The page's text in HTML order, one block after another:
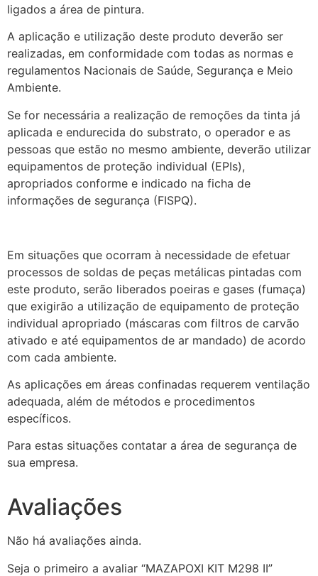
ligados a área de pintura.
A aplicação e utilização deste produto deverão ser
realizadas, em conformidade com todas as normas e
regulamentos Nacionais de Saúde, Segurança e Meio
Ambiente.
Se for necessária a realização de remoções da tinta já
aplicada e endurecida do substrato, o operador e as
pessoas que estão no mesmo ambiente, deverão utilizar
equipamentos de proteção individual (EPIs),
apropriados conforme e indicado na ficha de
informações de segurança (FISPQ).
Em situações que ocorram à necessidade de efetuar
processos de soldas de peças metálicas pintadas com
este produto, serão liberados poeiras e gases (fumaça)
que exigirão a utilização de equipamento de proteção
individual apropriado (máscaras com filtros de carvão
ativado e até equipamentos de ar mandado) de acordo
com cada ambiente.
As aplicações em áreas confinadas requerem ventilação
adequada, além de métodos e procedimentos
específicos.
Para estas situações contatar a área de segurança de
sua empresa.
Avaliações
Não há avaliações ainda.
Seja o primeiro a avaliar “MAZAPOXI KIT M298 II”